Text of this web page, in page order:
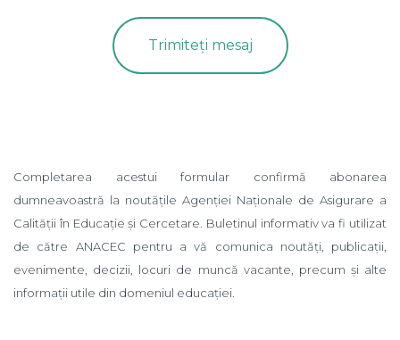
Completarea acestui formular confirmă abonarea
dumneavoastră la noutățile Agenției Naționale de Asigurare a
Calității în Educație și Cercetare. Buletinul informativ va fi utilizat
de către ANACEC pentru a vă comunica noutăți, publicații,
evenimente, decizii, locuri de muncă vacante, precum și alte
informații utile din domeniul educației.